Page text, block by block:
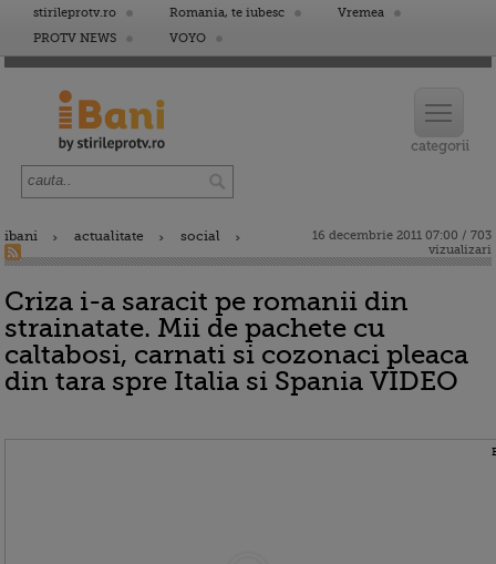
stirileprotv.ro Romania, te iubesc
Vremea
PROTV NEWS
VOYO
ibani actualitate social
16 decembrie 2011 07:00 / 703
vizualizari
Criza i-a saracit pe romanii din
strainatate. Mii de pachete cu
caltabosi, carnati si cozonaci pleaca
din tara spre Italia si Spania VIDEO